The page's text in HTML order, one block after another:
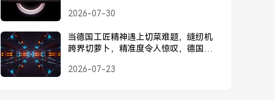
花桶与饥饿营销的极致演绎
2026-07-30
当德国工匠精神遇上切菜难题，缝纫机
跨界切萝卜，精准度令人惊叹，德国工
准度令人惊叹
2026-07-23